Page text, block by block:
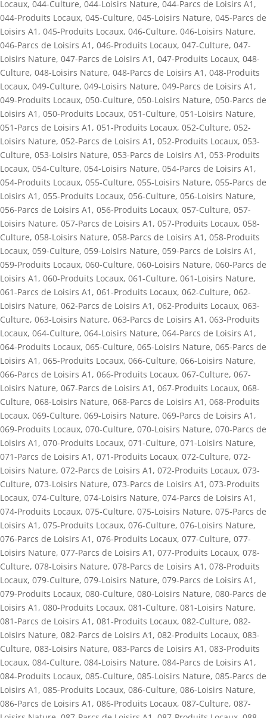
Locaux, 044-Culture, 044-Loisirs Nature, 044-Parcs de Loisirs A1 ,
044-Produits Locaux, 045-Culture, 045-Loisirs Nature, 045-Parcs de
Loisirs A1 , 045-Produits Locaux, 046-Culture, 046-Loisirs Nature,
046-Parcs de Loisirs A1 , 046-Produits Locaux, 047-Culture, 047-
Loisirs Nature, 047-Parcs de Loisirs A1 , 047-Produits Locaux, 048-
Culture, 048-Loisirs Nature, 048-Parcs de Loisirs A1 , 048-Produits
Locaux, 049-Culture, 049-Loisirs Nature, 049-Parcs de Loisirs A1 ,
049-Produits Locaux, 050-Culture, 050-Loisirs Nature, 050-Parcs de
Loisirs A1 , 050-Produits Locaux, 051-Culture, 051-Loisirs Nature,
051-Parcs de Loisirs A1 , 051-Produits Locaux, 052-Culture, 052-
Loisirs Nature, 052-Parcs de Loisirs A1 , 052-Produits Locaux, 053-
Culture, 053-Loisirs Nature, 053-Parcs de Loisirs A1 , 053-Produits
Locaux, 054-Culture, 054-Loisirs Nature, 054-Parcs de Loisirs A1 ,
054-Produits Locaux, 055-Culture, 055-Loisirs Nature, 055-Parcs de
Loisirs A1 , 055-Produits Locaux, 056-Culture, 056-Loisirs Nature,
056-Parcs de Loisirs A1 , 056-Produits Locaux, 057-Culture, 057-
Loisirs Nature, 057-Parcs de Loisirs A1 , 057-Produits Locaux, 058-
Culture, 058-Loisirs Nature, 058-Parcs de Loisirs A1 , 058-Produits
Locaux, 059-Culture, 059-Loisirs Nature, 059-Parcs de Loisirs A1 ,
059-Produits Locaux, 060-Culture, 060-Loisirs Nature, 060-Parcs de
Loisirs A1 , 060-Produits Locaux, 061-Culture, 061-Loisirs Nature,
061-Parcs de Loisirs A1 , 061-Produits Locaux, 062-Culture, 062-
Loisirs Nature, 062-Parcs de Loisirs A1 , 062-Produits Locaux, 063-
Culture, 063-Loisirs Nature, 063-Parcs de Loisirs A1 , 063-Produits
Locaux, 064-Culture, 064-Loisirs Nature, 064-Parcs de Loisirs A1 ,
064-Produits Locaux, 065-Culture, 065-Loisirs Nature, 065-Parcs de
Loisirs A1 , 065-Produits Locaux, 066-Culture, 066-Loisirs Nature,
066-Parcs de Loisirs A1 , 066-Produits Locaux, 067-Culture, 067-
Loisirs Nature, 067-Parcs de Loisirs A1 , 067-Produits Locaux, 068-
Culture, 068-Loisirs Nature, 068-Parcs de Loisirs A1 , 068-Produits
Locaux, 069-Culture, 069-Loisirs Nature, 069-Parcs de Loisirs A1 ,
069-Produits Locaux, 070-Culture, 070-Loisirs Nature, 070-Parcs de
Loisirs A1 , 070-Produits Locaux, 071-Culture, 071-Loisirs Nature,
071-Parcs de Loisirs A1 , 071-Produits Locaux, 072-Culture, 072-
Loisirs Nature, 072-Parcs de Loisirs A1 , 072-Produits Locaux, 073-
Culture, 073-Loisirs Nature, 073-Parcs de Loisirs A1 , 073-Produits
Locaux, 074-Culture, 074-Loisirs Nature, 074-Parcs de Loisirs A1 ,
074-Produits Locaux, 075-Culture, 075-Loisirs Nature, 075-Parcs de
Loisirs A1 , 075-Produits Locaux, 076-Culture, 076-Loisirs Nature,
076-Parcs de Loisirs A1 , 076-Produits Locaux, 077-Culture, 077-
Loisirs Nature, 077-Parcs de Loisirs A1 , 077-Produits Locaux, 078-
Culture, 078-Loisirs Nature, 078-Parcs de Loisirs A1 , 078-Produits
Locaux, 079-Culture, 079-Loisirs Nature, 079-Parcs de Loisirs A1 ,
079-Produits Locaux, 080-Culture, 080-Loisirs Nature, 080-Parcs de
Loisirs A1 , 080-Produits Locaux, 081-Culture, 081-Loisirs Nature,
081-Parcs de Loisirs A1 , 081-Produits Locaux, 082-Culture, 082-
Loisirs Nature, 082-Parcs de Loisirs A1 , 082-Produits Locaux, 083-
Culture, 083-Loisirs Nature, 083-Parcs de Loisirs A1 , 083-Produits
Locaux, 084-Culture, 084-Loisirs Nature, 084-Parcs de Loisirs A1 ,
084-Produits Locaux, 085-Culture, 085-Loisirs Nature, 085-Parcs de
Loisirs A1 , 085-Produits Locaux, 086-Culture, 086-Loisirs Nature,
086-Parcs de Loisirs A1 , 086-Produits Locaux, 087-Culture, 087-